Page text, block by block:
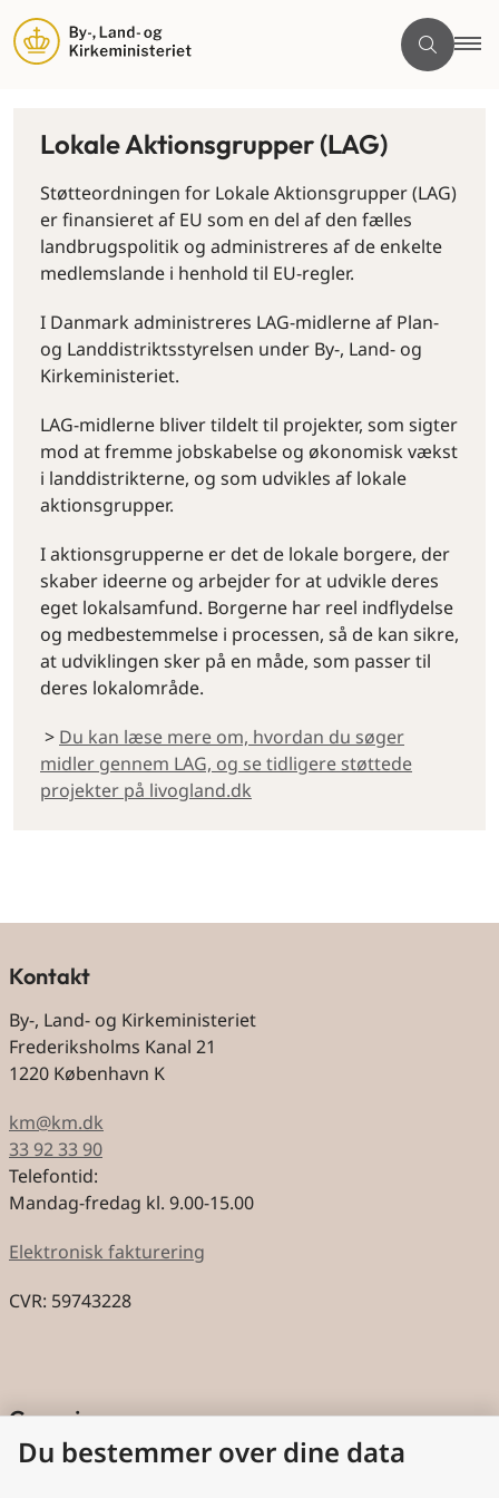
Lokale Aktionsgrupper (LAG)
Støtteordningen for Lokale Aktionsgrupper (LAG)
er finansieret af EU som en del af den fælles
landbrugspolitik og administreres af de enkelte
medlemslande i henhold til EU-regler.
I Danmark administreres LAG-midlerne af Plan-
og Landdistriktsstyrelsen under By-, Land- og
Kirkeministeriet.
LAG-midlerne bliver tildelt til projekter, som sigter
mod at fremme jobskabelse og økonomisk vækst
i landdistrikterne, og som udvikles af lokale
aktionsgrupper.
I aktionsgrupperne er det de lokale borgere, der
skaber ideerne og arbejder for at udvikle deres
eget lokalsamfund. Borgerne har reel indflydelse
og medbestemmelse i processen, så de kan sikre,
at udviklingen sker på en måde, som passer til
deres lokalområde.
> Du kan læse mere om, hvordan du søger
midler gennem LAG, og se tidligere støttede
projekter på livogland.dk
Kontakt
By-, Land- og Kirkeministeriet
Frederiksholms Kanal 21
1220 København K
km@km.dk
33 92 33 90
Telefontid:
Mandag-fredag kl. 9.00-15.00
Elektronisk fakturering
CVR: 59743228
Genveje
Cookies
Du bestemmer over dine data